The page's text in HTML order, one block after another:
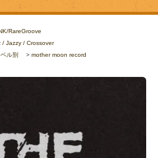
RareGroove
/ Jazzy / Crossover
ル別 > mother moon record